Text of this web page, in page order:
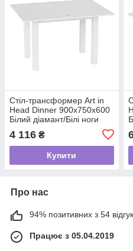
Стіл-трансформер Art in
Head Dinner 900x750x600
Білий діамант/Білі ноги
4 116 ₴
Купити
Про нас
94% позитивних з 54
Працює з 05.04.2019